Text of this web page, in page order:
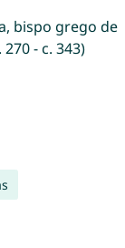
bispo grego de
- c. 343)